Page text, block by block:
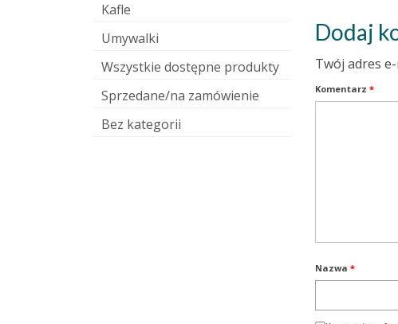
Dodaj
Twój adres
Komentarz *
Nazwa *
Kafle
Umywalki
Wszystkie dostępne produkty
Sprzedane/na zamówienie
Bez kategorii